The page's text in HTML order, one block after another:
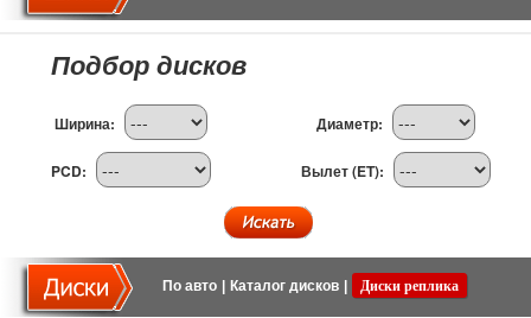
Подбор дисков
Ширина: Диаметр:
PCD: Вылет (ET):
По авто Каталог дисков Диски реплика